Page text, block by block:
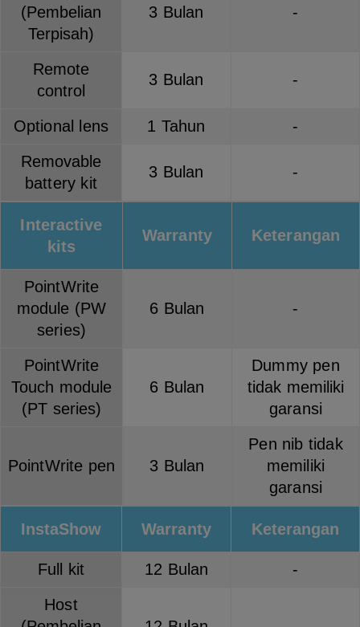
(Pembelian
Terpisah)
3 Bulan -
Remote
control
3 Bulan -
Optional lens 1 Tahun
-
Removable
battery kit
3 Bulan -
Interactive
kits
Warranty Keterangan
PointWrite
module (PW
series)
6 Bulan -
PointWrite
Touch module
(PT series)
6 Bulan
Dummy pen
tidak memiliki
garansi
PointWrite pen 3 Bulan
Pen nib tidak
memiliki
garansi
InstaShow Warranty Keterangan
Full kit 12 Bulan
-
Host